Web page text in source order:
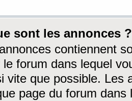
sont les annonces ?
contiennent
le forum dans lequel
vite que possible. Les
page du forum dans